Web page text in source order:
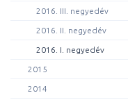
2016. III. negyedév
2016. II. negyedév
2016. I. negyedév
2015
2014